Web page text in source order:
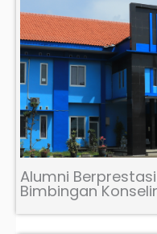
Alumni
Bimbingan